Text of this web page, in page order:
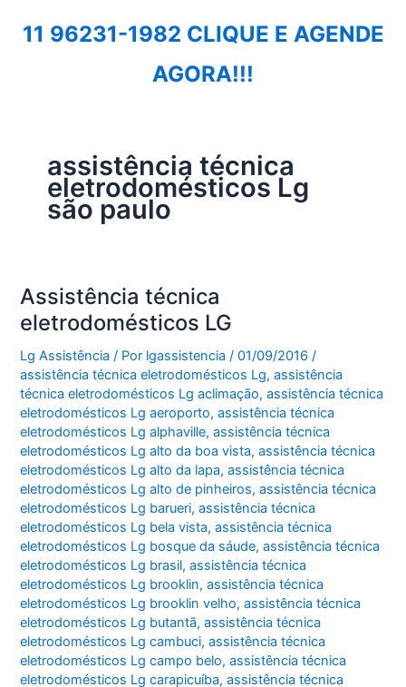
11 96231-1982 CLIQUE E AGENDE
AGORA!!!
assistência técnica
eletrodomésticos Lg
são paulo
Assistência técnica
eletrodomésticos LG
Lg Assistência / Por lgassistencia/01/09/2016 /
assistência técnica eletrodomésticos Lg,assistência
técnica eletrodomésticos Lg aclimação,assistência técnica
eletrodomésticos Lg aeroporto,assistência técnica
eletrodomésticos Lg alphaville,assistência técnica
eletrodomésticos Lg alto da boa vista,assistência técnica
eletrodomésticos Lg alto da lapa,assistência técnica
eletrodomésticos Lg alto de pinheiros,assistência técnica
eletrodomésticos Lg barueri,assistência técnica
eletrodomésticos Lg bela vista,assistência técnica
eletrodomésticos Lg bosque da sáude,assistência técnica
eletrodomésticos Lg brasil,assistência técnica
eletrodomésticos Lg brooklin,assistência técnica
eletrodomésticos Lg brooklin velho,assistência técnica
eletrodomésticos Lg butantã,assistência técnica
eletrodomésticos Lg cambuci,assistência técnica
eletrodomésticos Lg campo belo,assistência técnica
eletrodomésticos Lg carapicuíba,assistência técnica